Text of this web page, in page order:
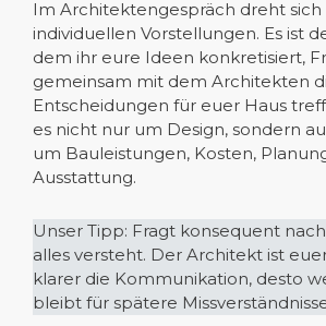
Im Architektengespräch dreht sich
individuellen Vorstellungen. Es ist
dem ihr eure Ideen konkretisiert,
gemeinsam mit dem Architekten
Entscheidungen für euer Haus
es nicht nur um Design, sondern
um Bauleistungen, Kosten,
Ausstattung.
Unser Tipp: Fragt konsequent
alles versteht. Der Architekt ist
klarer die Kommunikation, desto
bleibt für spätere